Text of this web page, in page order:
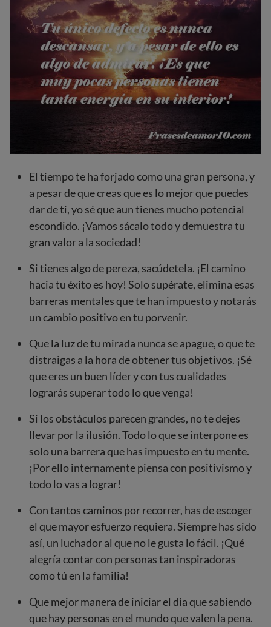
El tiempo te ha forjado como una gran persona, y
a pesar de que creas que es lo mejor que puedes
dar de ti, yo sé que aun tienes mucho potencial
escondido. ¡Vamos sácalo todo y demuestra tu
gran valor a la sociedad!
Si tienes algo de pereza, sacúdetela. ¡El camino
hacia tu éxito es hoy! Solo supérate, elimina esas
barreras mentales que te han impuesto y notarás
un cambio positivo en tu porvenir.
Que la luz de tu mirada nunca se apague, o que te
distraigas a la hora de obtener tus objetivos. ¡Sé
que eres un buen líder y con tus cualidades
lograrás superar todo lo que venga!
Si los obstáculos parecen grandes, no te dejes
llevar por la ilusión. Todo lo que se interpone es
solo una barrera que has impuesto en tu mente.
¡Por ello internamente piensa con positivismo y
todo lo vas a lograr!
Con tantos caminos por recorrer, has de escoger
el que mayor esfuerzo requiera. Siempre has sido
así, un luchador al que no le gusta lo fácil. ¡Qué
alegría contar con personas tan inspiradoras
como tú en la familia!
Que mejor manera de iniciar el día que sabiendo
que hay personas en el mundo que valen la pena.